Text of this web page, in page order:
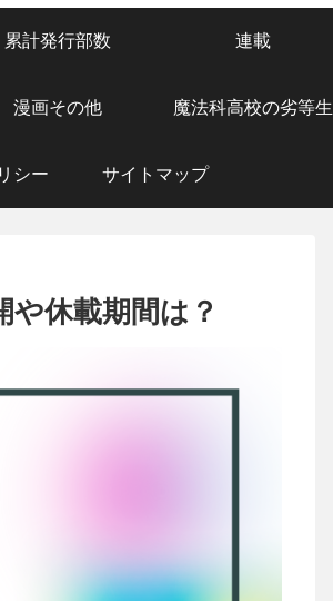
累計発行部数 連載
漫画その他 魔法科高校の劣等生
シー サイトマップ
や休載期間は？